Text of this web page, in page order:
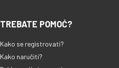
TREBATE POMOĆ?
Kako se registrovati?
Kako naručiti?